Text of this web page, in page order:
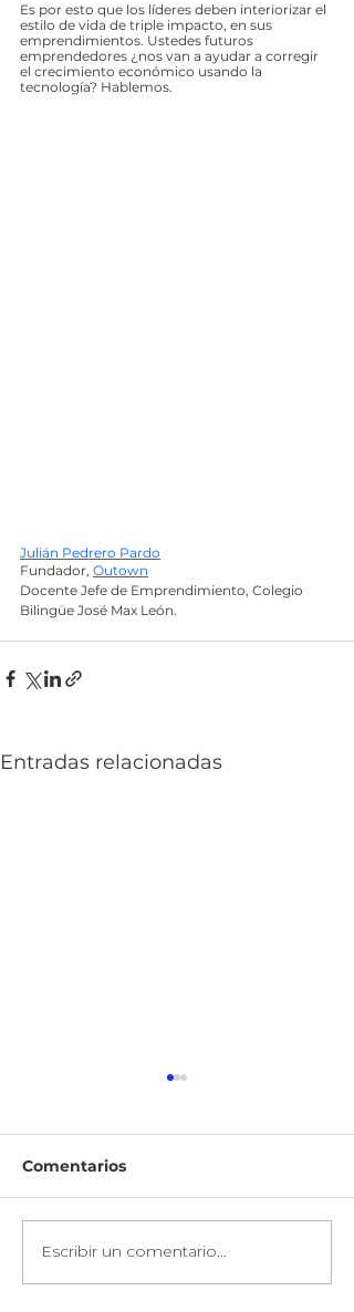
Es por esto que los líderes deben interiorizar el
estilo de vida de triple impacto, en sus
emprendimientos. Ustedes futuros
emprendedores ¿nos van a ayudar a corregir
el crecimiento económico usando la
tecnología? Hablemos.
Julián Pedrero Pardo
Fundador, Outown
Docente Jefe de Emprendimiento, Colegio
Bilingüe José Max León.
Entradas relacionadas
Marcelo Carbone:
“Emprendedores:
Comentarios
Escribir un comentario...